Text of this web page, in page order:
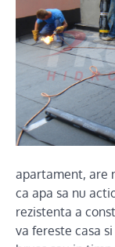
apartament, are
ca apa sa nu
rezistenta a
va fereste casa